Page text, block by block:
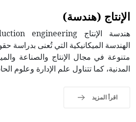
الإنتاج (هندسة)
الهندسة الميكانيكية التي تُعنى بدراسة
متنوعة في مجال الإنتاج والصناعة
المدنية، كما تتناول علم الإدارة وعلوم
اقرأ المزيد